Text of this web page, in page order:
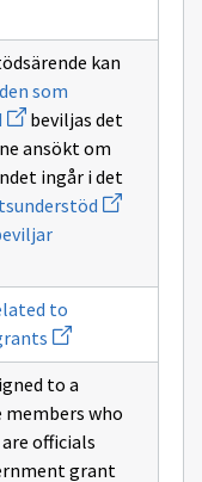
kan
den som
Avaa
uuden
ikkunan
sivulle
den
som
ansöker
om
beviljas det
ansökt om
ingår i det
Avaa
uuden
om
to
Avaa
uuden
ikkunan
sivulle
Parties
related
to
discretionary
to a
who
officials
grant